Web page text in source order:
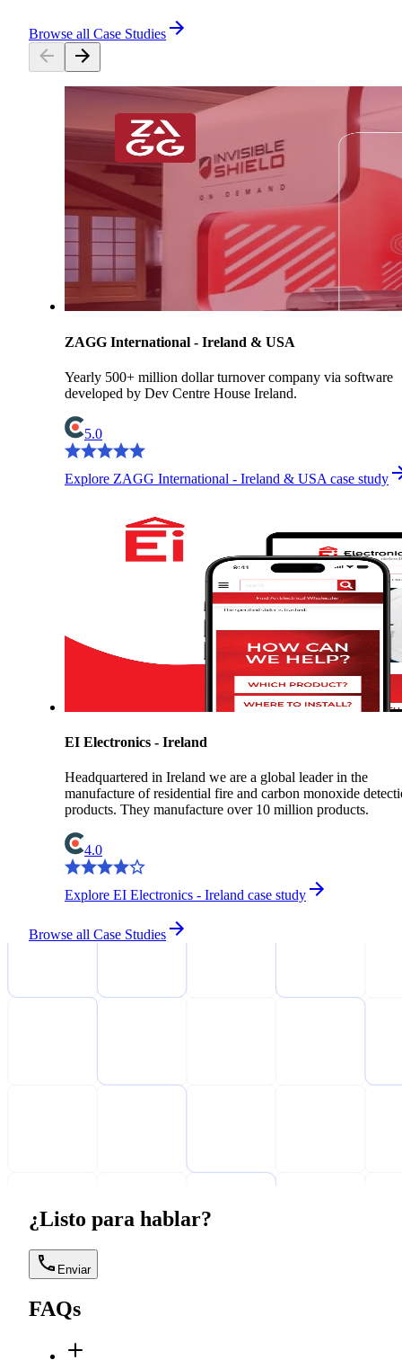
Browse all Case Studies
ZAGG International - Ireland & USA
Yearly 500+ million dollar turnover company via software
developed by Dev Centre House Ireland.
5.0
Explore ZAGG International - Ireland & USA case study
EI Electronics - Ireland
Headquartered in Ireland we are a global leader in the
manufacture of residential fire and carbon monoxide
products. They manufacture over 10 million products.
4.0
Explore EI Electronics - Ireland case study
Browse all Case Studies
¿Listo para hablar?
Enviar
FAQs